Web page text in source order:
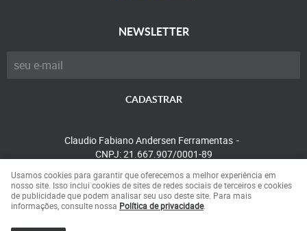
NEWSLETTER
CADASTRAR
Claudio Fabiano Andersen Ferramentas
CNPJ: 21.667.907/0001-89
LOJA VIRTUAL CRIADA POR
Usamos cookies para garantir que oferecemos a melhor experiência em
nosso site. Isso inclui cookies de sites de redes sociais de terceiros e cookies
de publicidade que podem analisar seu uso deste site. Para mais
informações, consulte nossa Política de privacidade.